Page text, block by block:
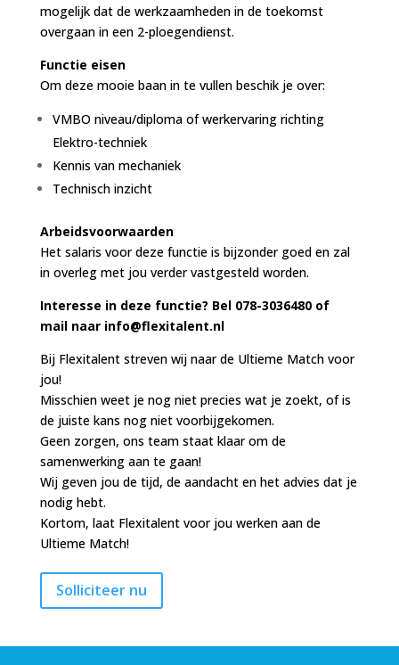
mogelijk dat de werkzaamheden in de toekomst
overgaan in een 2-ploegendienst.
Functie eisen
Om deze mooie baan in te vullen beschik je over:
VMBO niveau/diploma of werkervaring richting
Elektro-techniek
Kennis van mechaniek
Technisch inzicht
Arbeidsvoorwaarden
Het salaris voor deze functie is bijzonder goed en zal
in overleg met jou verder vastgesteld worden.
Interesse in deze functie? Bel 078-3036480 of
mail naar info@flexitalent.nl
Bij Flexitalent streven wij naar de Ultieme Match voor
jou!
Misschien weet je nog niet precies wat je zoekt, of is
de juiste kans nog niet voorbijgekomen.
Geen zorgen, ons team staat klaar om de
samenwerking aan te gaan!
Wij geven jou de tijd, de aandacht en het advies dat je
nodig hebt.
Kortom, laat Flexitalent voor jou werken aan de
Ultieme Match!